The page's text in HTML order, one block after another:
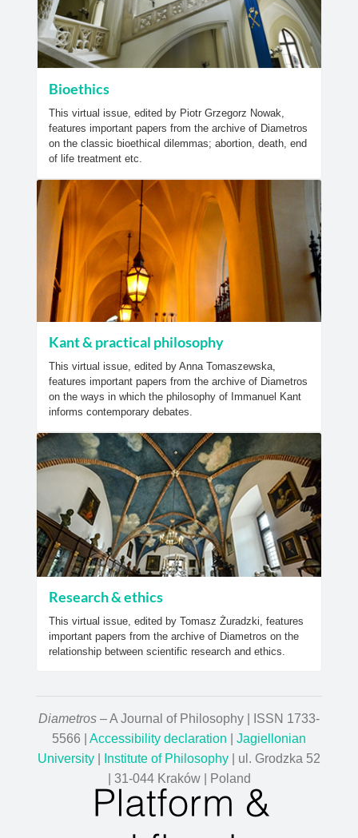
Bioethics
This virtual issue, edited by Piotr Grzegorz Nowak,
features important papers from the archive of Diametros
on the classic bioethical dilemmas; abortion, death, end
of life treatment etc.
Kant & practical philosophy
This virtual issue, edited by Anna Tomaszewska,
features important papers from the archive of Diametros
on the ways in which the philosophy of Immanuel Kant
informs contemporary debates.
Research & ethics
This virtual issue, edited by Tomasz Żuradzki, features
important papers from the archive of Diametros on the
relationship between scientific research and ethics.
Diametros – A Journal of Philosophy | ISSN 1733-
5566 | Accessibility declaration
Jagiellonian
University
Institute of Philosophy | ul. Grodzka 52
| 31-044 Kraków | Poland